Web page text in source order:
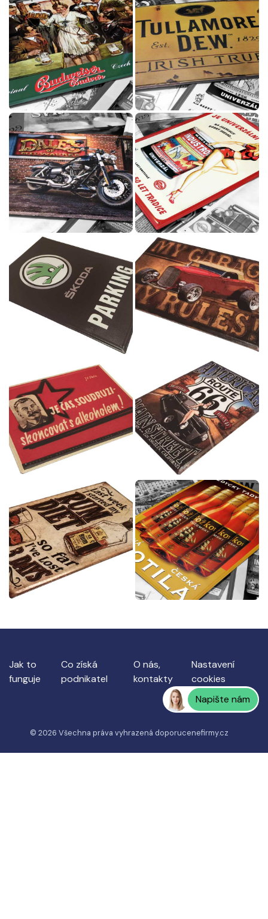
Jak to
funguje
Co získá
podnikatel
O nás,
kontakty
Nastavení
cookies
Napište nám
© 2026 Všechna práva vyhrazená doporucenefirmy.cz